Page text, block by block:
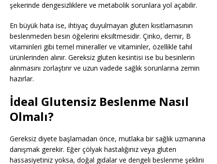
şekerinde dengesizliklere ve metabolik sorunlara yol açabilir.
En büyük hata ise, ihtiyaç duyulmayan gluten kısıtlamasının
beslenmeden besin öğelerini eksiltmesidir. Çinko, demir, B
vitaminleri gibi temel mineraller ve vitaminler, özellikle tahıl
ürünlerinden alınır. Gereksiz gluten kesintisi ise bu besinlerin
alınmasını zorlaştırır ve uzun vadede sağlık sorunlarına zemin
hazırlar.
İdeal Glutensiz Beslenme Nasıl
Olmalı?
Gereksiz diyete başlamadan önce, mutlaka bir sağlık uzmanına
danışmak gerekir. Eğer çölyak hastalığınız veya gluten
hassasiyetiniz yoksa, doğal gıdalar ve dengeli beslenme şeklini